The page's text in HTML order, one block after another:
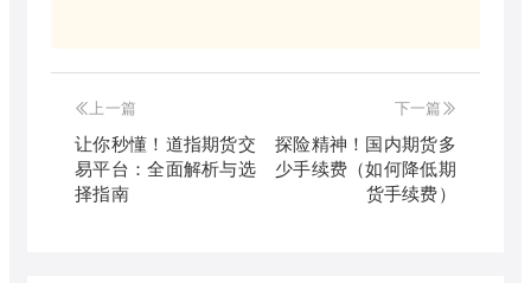
上一篇
让你秒懂！道指期货交
易平台：全面解析与选
择指南
下一篇
探险精神！国内期货多
少手续费（如何降低期
货手续费）